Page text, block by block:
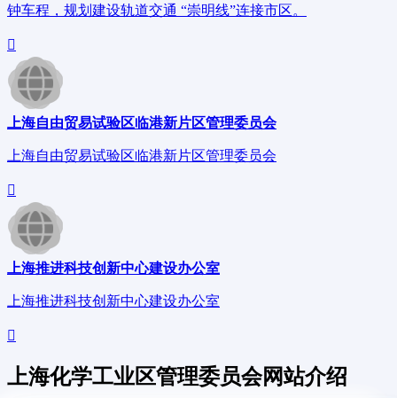
钟车程，规划建设轨道交通 “崇明线”连接市区。
上海自由贸易试验区临港新片区管理委员会
上海自由贸易试验区临港新片区管理委员会
上海推进科技创新中心建设办公室
上海推进科技创新中心建设办公室
上海化学工业区管理委员会网站介绍